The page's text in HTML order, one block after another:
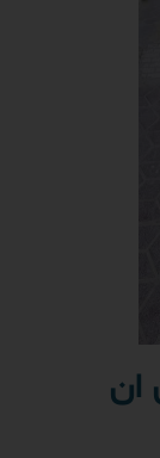
ان